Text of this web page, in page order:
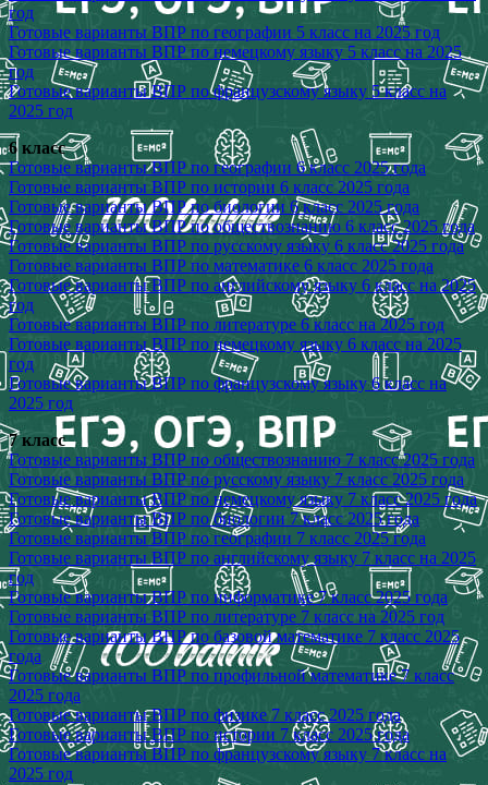
год
Готовые варианты ВПР по географии 5 класс на 2025 год
Готовые варианты ВПР по немецкому языку 5 класс на 2025
год
Готовые варианты ВПР по французскому языку 5 класс на
2025 год
6 класс
Готовые варианты ВПР по географии 6 класс 2025 года
Готовые варианты ВПР по истории 6 класс 2025 года
Готовые варианты ВПР по биологии 6 класс 2025 года
Готовые варианты ВПР по обществознанию 6 класс 2025 года
Готовые варианты ВПР по русскому языку 6 класс 2025 года
Готовые варианты ВПР по математике 6 класс 2025 года
Готовые варианты ВПР по английскому языку 6 класс на 2025
год
Готовые варианты ВПР по литературе 6 класс на 2025 год
Готовые варианты ВПР по немецкому языку 6 класс на 2025
год
Готовые варианты ВПР по французскому языку 6 класс на
2025 год
7 класс
Готовые варианты ВПР по обществознанию 7 класс 2025 года
Готовые варианты ВПР по русскому языку 7 класс 2025 года
Готовые варианты ВПР по немецкому языку 7 класс 2025 года
Готовые варианты ВПР по биологии 7 класс 2025 года
Готовые варианты ВПР по географии 7 класс 2025 года
Готовые варианты ВПР по английскому языку 7 класс на 2025
год
Готовые варианты ВПР по информатике 7 класс 2025 года
Готовые варианты ВПР по литературе 7 класс на 2025 год
Готовые варианты ВПР по базовой математике 7 класс 2025
года
Готовые варианты ВПР по профильной математике 7 класс
2025 года
Готовые варианты ВПР по физике 7 класс 2025 года
Готовые варианты ВПР по истории 7 класс 2025 года
Готовые варианты ВПР по французскому языку 7 класс на
2025 год